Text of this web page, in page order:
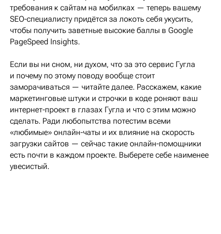
требования к сайтам на мобилках — теперь вашему
SEO-специалисту придётся за локоть себя укусить,
чтобы получить заветные высокие баллы в Google
PageSpeed Insights.
Если вы ни сном, ни духом, что за это сервис Гугла
и почему по этому поводу вообще стоит
заморачиваться — читайте далее. Расскажем, какие
маркетинговые штуки и строчки в коде роняют ваш
интернет-проект в глазах Гугла и что с этим можно
сделать. Ради любопытства потестим всеми
«любимые» онлайн-чаты и их влияние на скорость
загрузки сайтов — сейчас такие онлайн-помощники
есть почти в каждом проекте. Выберете себе наименее
увесистый.